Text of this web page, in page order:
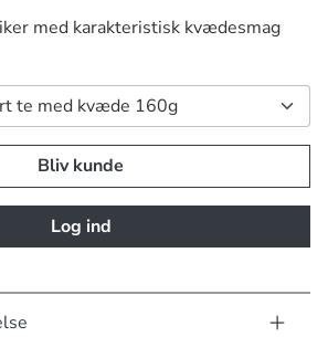
med karakteristisk kvædesmag
Bliv kunde
Log ind